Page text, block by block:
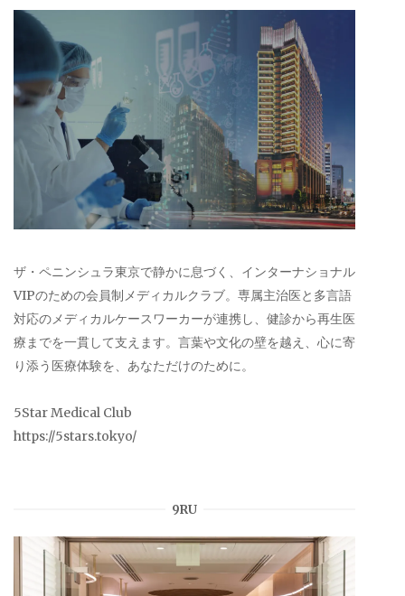
ザ・ペニンシュラ東京で静かに息づく、インターナショナル
VIPのための会員制メディカルクラブ。専属主治医と多言語
対応のメディカルケースワーカーが連携し、健診から再生医
療までを一貫して支えます。言葉や文化の壁を越え、心に寄
り添う医療体験を、あなただけのために。
5Star Medical Club
https://5stars.tokyo/
9RU